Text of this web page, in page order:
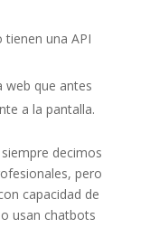
una API
web que antes
a la pantalla.
decimos
pero
capacidad de
usan chatbots